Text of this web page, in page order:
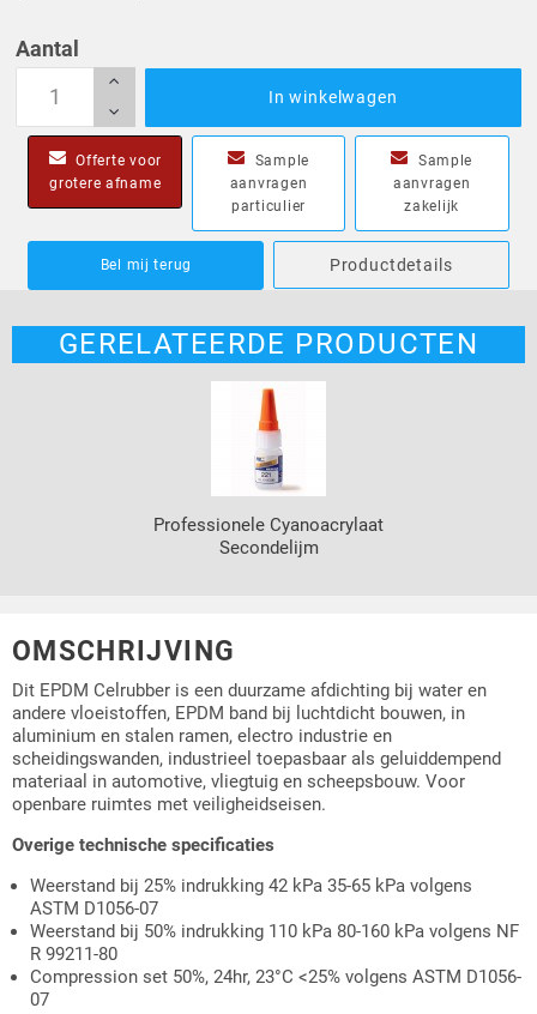
Aantal
In winkelwagen
Offerte voor
grotere afname
Sample
aanvragen
particulier
Sample
aanvragen
zakelijk
Bel mij terug Productdetails
GERELATEERDE PRODUCTEN
Professionele Cyanoacrylaat
Secondelijm
OMSCHRIJVING
Dit EPDM Celrubber is een duurzame afdichting bij water en
andere vloeistoffen, EPDM band bij luchtdicht bouwen, in
aluminium en stalen ramen, electro industrie en
scheidingswanden, industrieel toepasbaar als geluiddempend
materiaal in automotive, vliegtuig en scheepsbouw. Voor
openbare ruimtes met veiligheidseisen.
Overige technische specificaties
Weerstand bij 25% indrukking 42 kPa 35-65 kPa volgens
ASTM D1056-07
Weerstand bij 50% indrukking 110 kPa 80-160 kPa volgens NF
R 99211-80
Compression set 50%, 24hr, 23°C <25% volgens ASTM D1056-
07